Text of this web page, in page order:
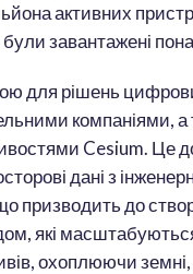
активних
завантажені
для рішень
компаніями,
Cesium. Це
дані з
до
які
охоплюючи земні,